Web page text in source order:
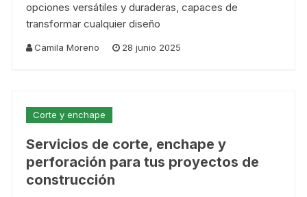
opciones versátiles y duraderas, capaces de
transformar cualquier diseño
Camila Moreno 28 junio 2025
Corte y enchape
Servicios de corte, enchape y
perforación para tus proyectos de
construcción